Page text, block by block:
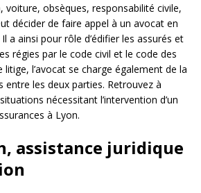
voiture, obsèques, responsabilité civile,
décider de faire appel à un avocat en
a ainsi pour rôle d’édifier les assurés et
régies par le code civil et le code des
litige, l’avocat se charge également de la
les deux parties. Retrouvez à
nécessitant l’intervention d’un
à Lyon.
assistance juridique